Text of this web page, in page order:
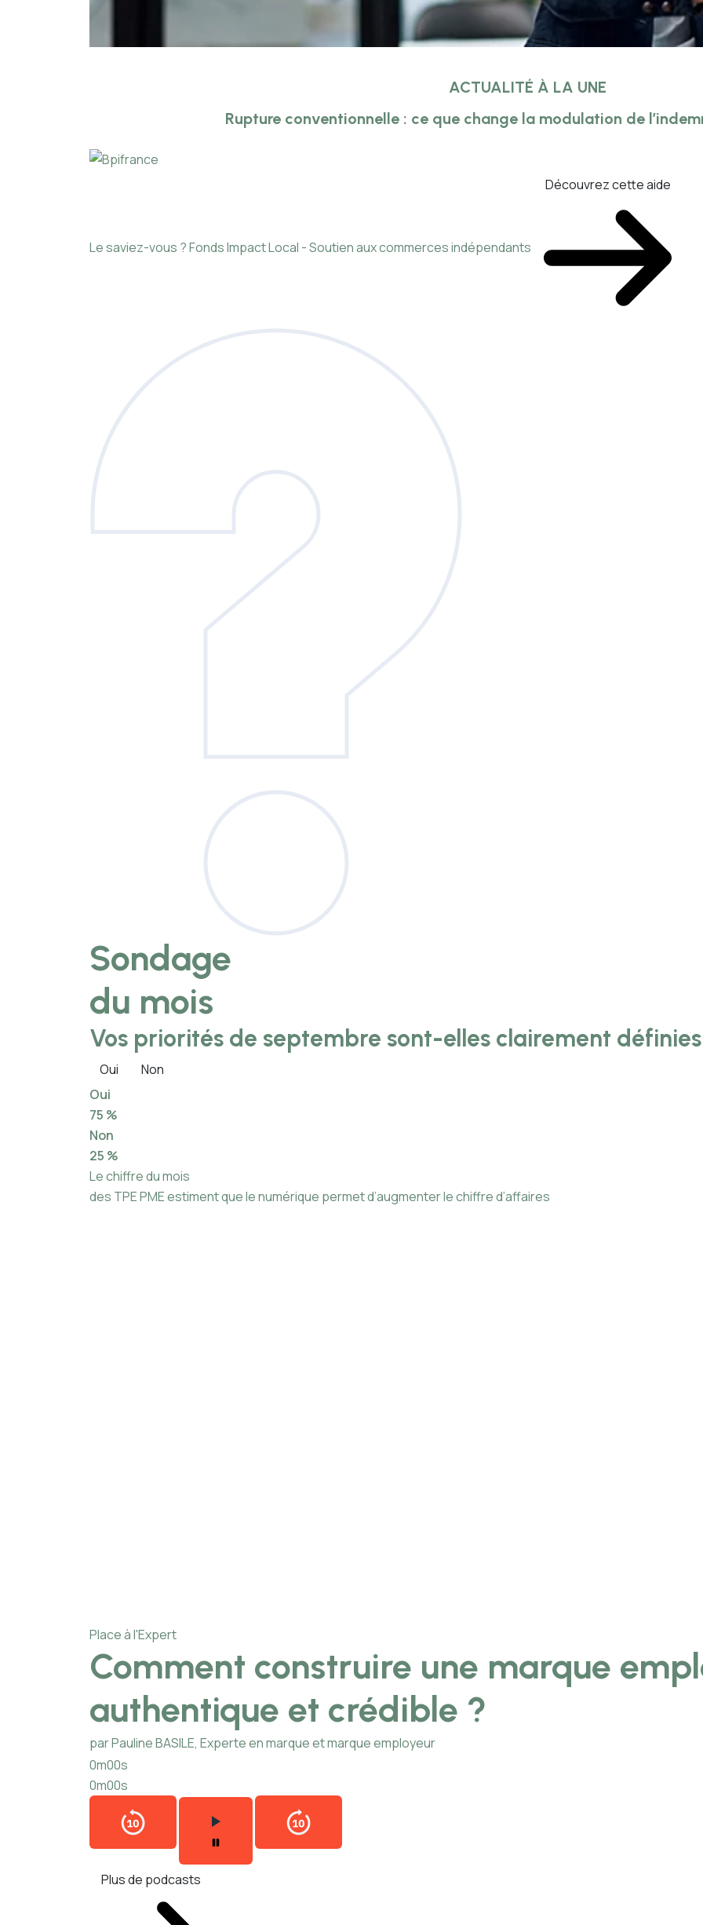
ACTUALITÉ À LA UNE
Rupture conventionnelle : ce que change la modulation de
Le saviez-vous ?Fonds Impact Local - Soutien aux commerces indépendants
Découvrez cette aide
Sondage
du mois
Vos priorités de septembre sont-elles clairement
Oui
Non
Oui
75 %
Non
25 %
Le chiffre du mois
des TPE PME estiment que le numérique permet d’augmenter le chiffre d’affaires
Place à l'Expert
Comment construire une marque
authentique et crédible ?
par Pauline BASILE, Experte en marque et marque employeur
0m00s
0m00s
Plus de podcasts